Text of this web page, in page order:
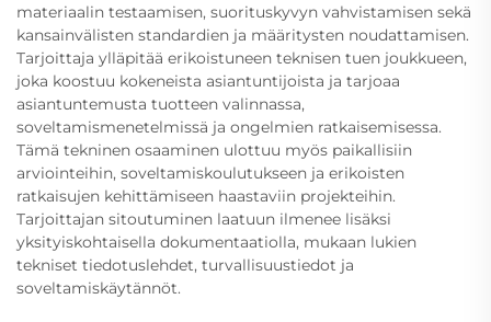
materiaalin testaamisen, suorituskyvyn vahvistamisen sekä
kansainvälisten standardien ja määritysten noudattamisen.
Tarjoittaja ylläpitää erikoistuneen teknisen tuen joukkueen,
joka koostuu kokeneista asiantuntijoista ja tarjoaa
asiantuntemusta tuotteen valinnassa,
soveltamismenetelmissä ja ongelmien ratkaisemisessa.
Tämä tekninen osaaminen ulottuu myös paikallisiin
arviointeihin, soveltamiskoulutukseen ja erikoisten
ratkaisujen kehittämiseen haastaviin projekteihin.
Tarjoittajan sitoutuminen laatuun ilmenee lisäksi
yksityiskohtaisella dokumentaatiolla, mukaan lukien
tekniset tiedotuslehdet, turvallisuustiedot ja
soveltamiskäytännöt.